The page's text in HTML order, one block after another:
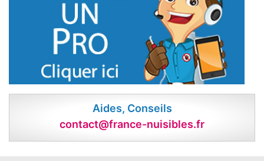
Aides, Conseils
contact@france-nuisibles.fr